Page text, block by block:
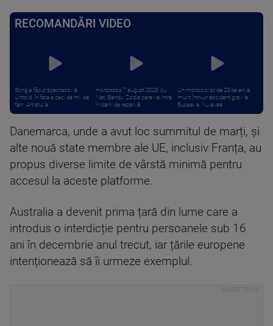
RECOMANDĂRI VIDEO
Sting a făcut spectacol la
Untold, în fața a zeci de mii de
fani. Artistul a ...
Horoscop 7 august 2026, cu
Neti Sandu. Zodia care va intra
în banii de rezervă
Un motociclist de 23 de ani a
murit într-un accident grav la
Suceava. Nu avea ...
Danemarca, unde a avut loc summitul de marți, și
alte nouă state membre ale UE, inclusiv Franța, au
propus diverse limite de vârstă minimă pentru
accesul la aceste platforme.
Australia a devenit prima țară din lume care a
introdus o interdicție pentru persoanele sub 16
ani în decembrie anul trecut, iar țările europene
intenționează să îi urmeze exemplul.